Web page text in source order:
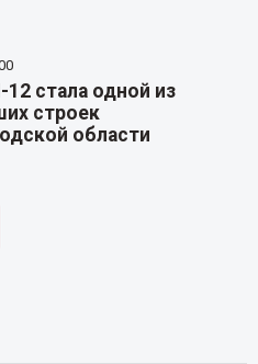
стала одной из
строек
области